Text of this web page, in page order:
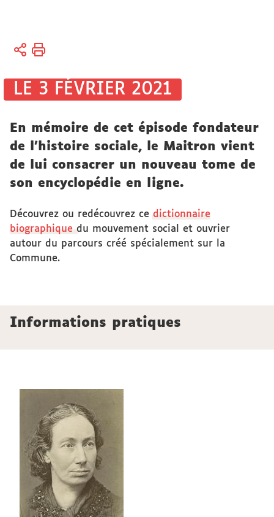
Vous
Accueil
électronique
LE 3 FÉVRIER 2021
En mémoire de cet épisode fondateur
de l'histoire sociale, le Maitron vient
de lui consacrer un nouveau tome de
son encyclopédie en ligne.
Découvrez ou redécouvrez ce dictionnaire
biographique du mouvement social et ouvrier
autour du parcours créé spécialement sur la
Commune.
Informations pratiques